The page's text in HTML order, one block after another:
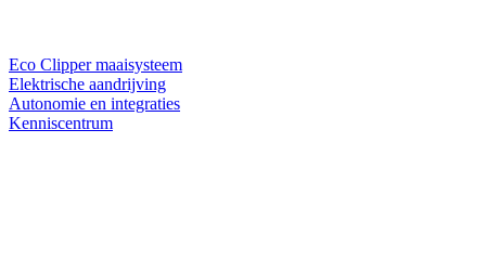
Eco Clipper maaisysteem
Elektrische aandrijving
Autonomie en integraties
Kenniscentrum